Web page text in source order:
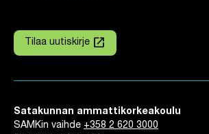
Tilaa uutiskirje
Linkki avautuu uuteen välilehteen
launch
Satakunnan ammattikorkeakoulu
SAMKin vaihde +358 2 620 3000